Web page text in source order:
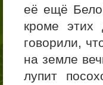
её ещё
кроме
говорили,
на земле
лупит